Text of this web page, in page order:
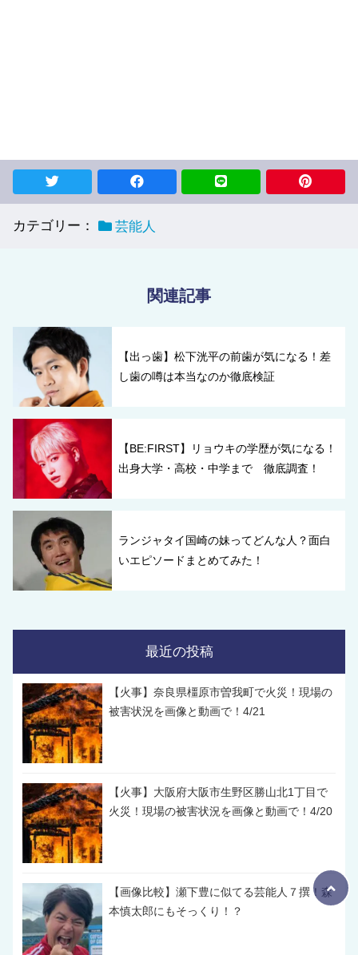
カテゴリー： 芸能人
関連記事
【出っ歯】松下洸平の前歯が気になる！差
し歯の噂は本当なのか徹底検証
【BE:FIRST】リョウキの学歴が気になる！
出身大学・高校・中学まで 徹底調査！
ランジャタイ国崎の妹ってどんな人？面白
いエピソードまとめてみた！
最近の投稿
【火事】奈良県橿原市曽我町で火災！現場の
被害状況を画像と動画で！4/21
【火事】大阪府大阪市生野区勝山北1丁目で
火災！現場の被害状況を画像と動画で！4/20
【画像比較】瀬下豊に似てる芸能人７撰！森
本慎太郎にもそっくり！？